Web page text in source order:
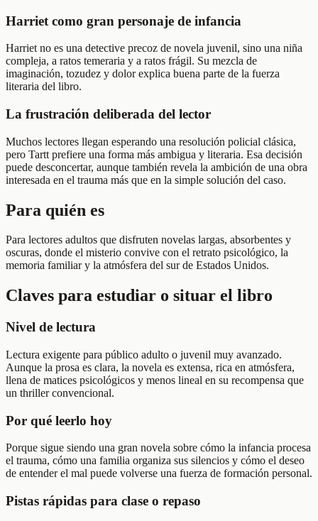
Harriet como gran personaje de infancia
Harriet no es una detective precoz de novela juvenil, sino una niña
compleja, a ratos temeraria y a ratos frágil. Su mezcla de
imaginación, tozudez y dolor explica buena parte de la fuerza
literaria del libro.
La frustración deliberada del lector
Muchos lectores llegan esperando una resolución policial clásica,
pero Tartt prefiere una forma más ambigua y literaria. Esa decisión
puede desconcertar, aunque también revela la ambición de una obra
interesada en el trauma más que en la simple solución del caso.
Para quién es
Para lectores adultos que disfruten novelas largas, absorbentes y
oscuras, donde el misterio convive con el retrato psicológico, la
memoria familiar y la atmósfera del sur de Estados Unidos.
Claves para estudiar o situar el libro
Nivel de lectura
Lectura exigente para público adulto o juvenil muy avanzado.
Aunque la prosa es clara, la novela es extensa, rica en atmósfera,
llena de matices psicológicos y menos lineal en su recompensa que
un thriller convencional.
Por qué leerlo hoy
Porque sigue siendo una gran novela sobre cómo la infancia procesa
el trauma, cómo una familia organiza sus silencios y cómo el deseo
de entender el mal puede volverse una fuerza de formación personal.
Pistas rápidas para clase o repaso